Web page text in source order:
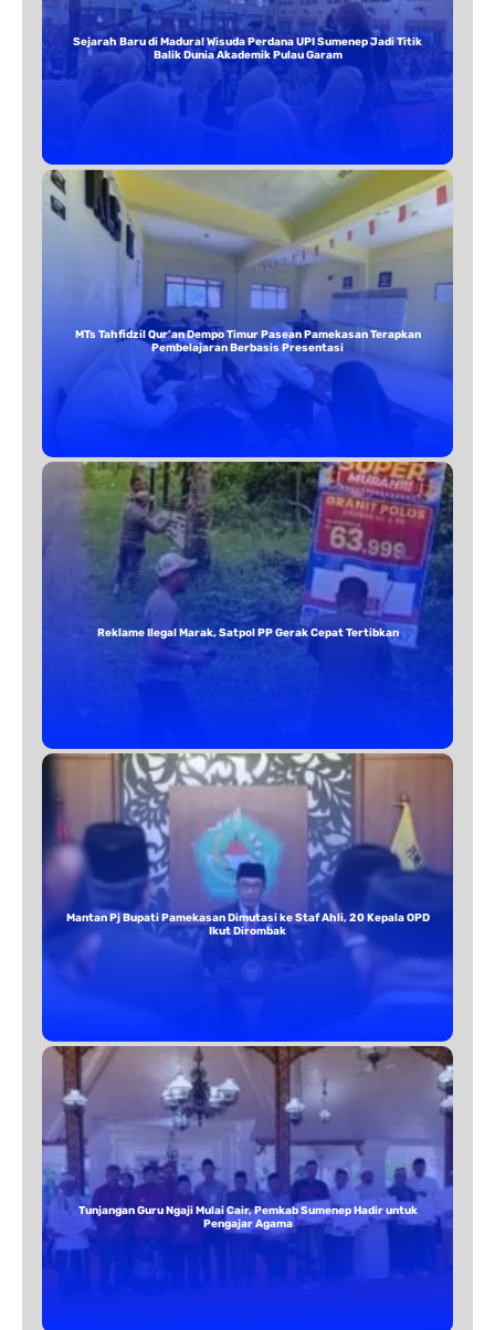
Sejarah Baru di Madura! Wisuda Perdana UPI Sumenep Jadi Titik
Balik Dunia Akademik Pulau Garam
MTs Tahfidzil Qur’an Dempo Timur Pasean Pamekasan Terapkan
Pembelajaran Berbasis Presentasi
Reklame Ilegal Marak, Satpol PP Gerak Cepat Tertibkan
Mantan Pj Bupati Pamekasan Dimutasi ke Staf Ahli, 20 Kepala OPD
Ikut Dirombak
Tunjangan Guru Ngaji Mulai Cair, Pemkab Sumenep Hadir untuk
Pengajar Agama